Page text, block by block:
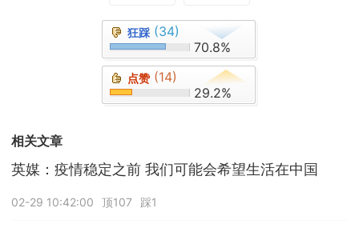
狂踩 (34)
70.8%
点赞 (14)
29.2%
相关文章
英媒：疫情稳定之前 我们可能会希望生活在中国
02-29 10:42:00 顶107 踩1